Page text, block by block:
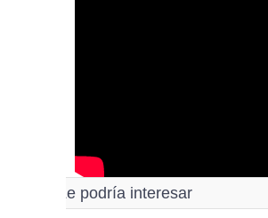
Le podría interesar